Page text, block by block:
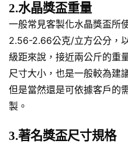
2.水晶獎盃重量
一般常見客製化水晶獎盃所
2.56-2.66公克/立方公分，
級距來說，接近兩公斤的重
尺寸大小，也是一般較為建
但是當然還是可依據客戶的
製。
3.著名獎盃尺寸規格